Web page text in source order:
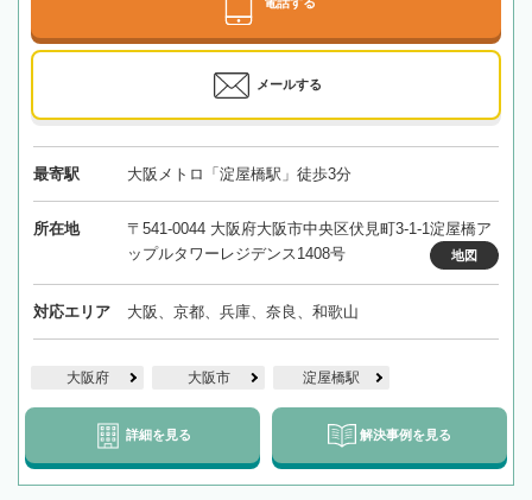
メールする
最寄駅 大阪メトロ「淀屋橋駅」徒歩3分
所在地
〒541-0044 大阪府大阪市中央区伏見町3-1-1淀屋橋ア
ップルタワーレジデンス1408号
地図
対応エリア 大阪、京都、兵庫、奈良、和歌山
大阪府 大阪市 淀屋橋駅
詳細を見る 解決事例を見る